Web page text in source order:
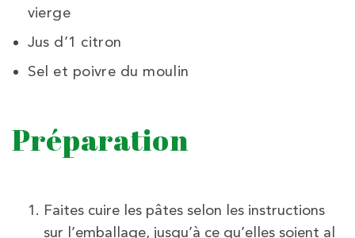
vierge
Jus d’1 citron
Sel et poivre du moulin
Préparation
Faites cuire les pâtes selon les instructions
sur l’emballage, jusqu’à ce qu’elles soient al